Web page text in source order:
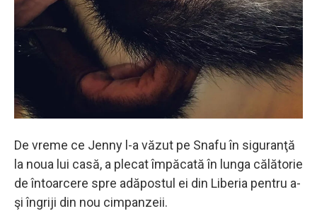
De vreme ce Jenny l-a văzut pe Snafu în siguranţă
la noua lui casă, a plecat împăcată în lunga călătorie
de întoarcere spre adăpostul ei din Liberia pentru a-
şi îngriji din nou cimpanzeii.